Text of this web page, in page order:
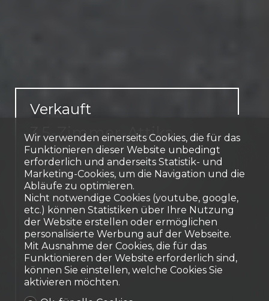
Verkauft
3,5-Zimmer-Attika -
Architektonische
Eleganz nur 2 Schritte
vom Stadtzentrum
entfernt
Granges-Paccot
Wir verwenden einerseits Cookies, die für das
Funktionieren dieser Website unbedingt
erforderlich und anderseits Statistik- und
Marketing-Cookies, um die Navigation und die
Abläufe zu optimieren.
Nicht notwendige Cookies (youtube, google,
etc.) können Statistiken über Ihre Nutzung
der Website erstellen oder ermöglichen
personalisierte Werbung auf der Webseite.
Mit Ausnahme der Cookies, die für das
Funktionieren der Website erforderlich sind,
können Sie einstellen, welche Cookies Sie
aktivieren möchten.